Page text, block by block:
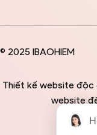
© 2025 IBAOHIEM
Thiết kế website độc
website